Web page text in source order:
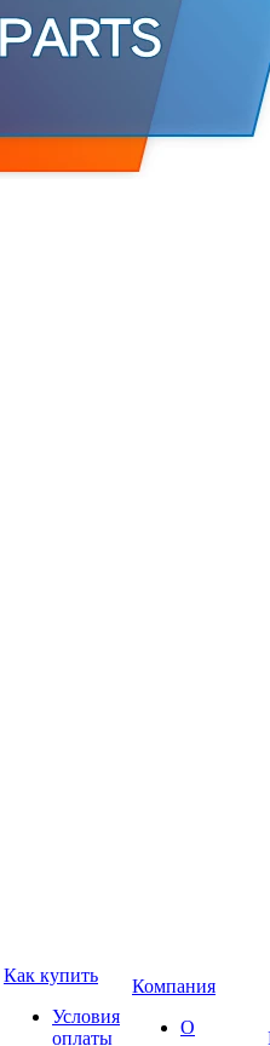
Как купить
Условия
оплаты
Компания
О